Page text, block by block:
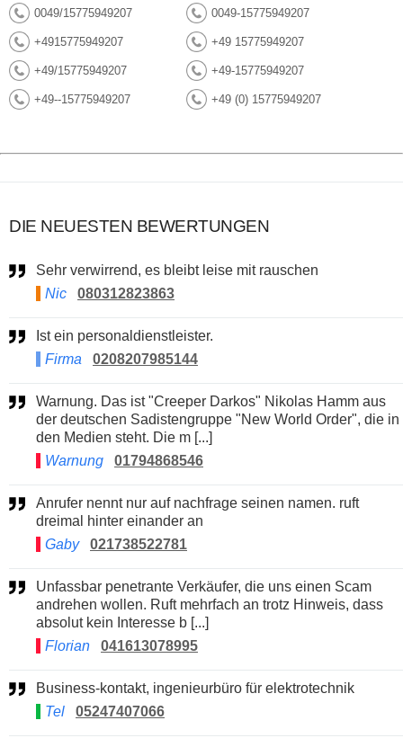
0049/15775949207 0049-15775949207
+4915775949207 +49 15775949207
+49/15775949207 +49-15775949207
+49--15775949207 +49 (0) 15775949207
DIE NEUESTEN BEWERTUNGEN
Sehr verwirrend, es bleibt leise mit rauschen
Nic
080312823863
Ist ein personaldienstleister.
Firma
0208207985144
Warnung. Das ist "Creeper Darkos" Nikolas Hamm aus
der deutschen Sadistengruppe "New World Order", die in
den Medien steht. Die m [...]
Warnung
01794868546
Anrufer nennt nur auf nachfrage seinen namen. ruft
dreimal hinter einander an
Gaby
021738522781
Unfassbar penetrante Verkäufer, die uns einen Scam
andrehen wollen. Ruft mehrfach an trotz Hinweis, dass
absolut kein Interesse b [...]
Florian
041613078995
Business-kontakt, ingenieurbüro für elektrotechnik
Tel
05247407066